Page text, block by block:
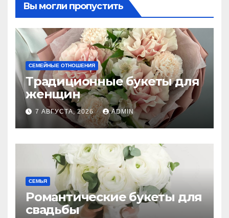
Вы могли пропустить
СЕМЕЙНЫЕ ОТНОШЕНИЯ
Традиционные букеты для
женщин
7 АВГУСТА, 2026 ADMIN
СЕМЬЯ
Романтические букеты для
свадьбы